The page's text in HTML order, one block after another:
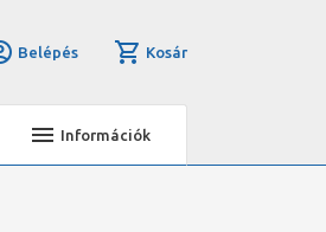
Belépés Kosár
Információk